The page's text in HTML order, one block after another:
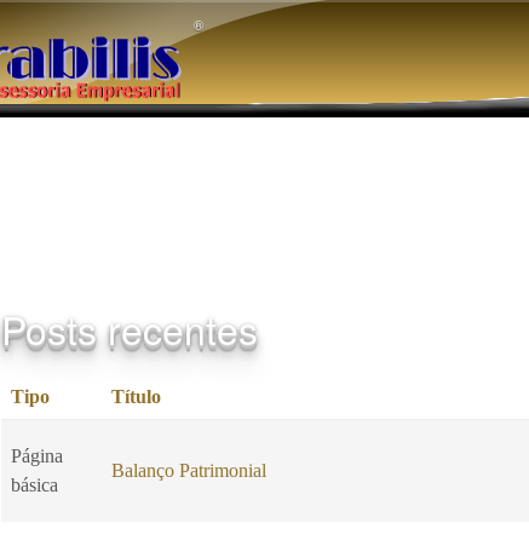
®️
Posts recentes
Tipo Título
Página
básica
Balanço Patrimonial